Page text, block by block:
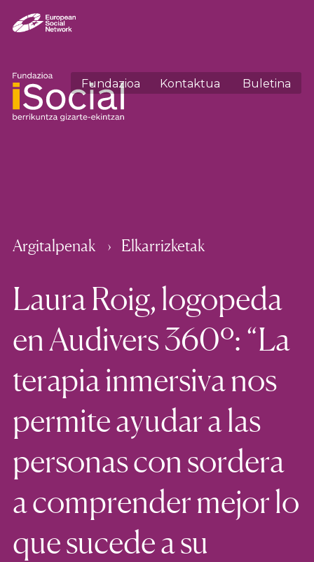
Fundazioa Kontaktua Buletina
Argitalpenak Elkarrizketak
Laura Roig, logopeda
en Audivers 360º: “La
terapia inmersiva nos
permite ayudar a las
personas con sordera
a comprender mejor lo
que sucede a su